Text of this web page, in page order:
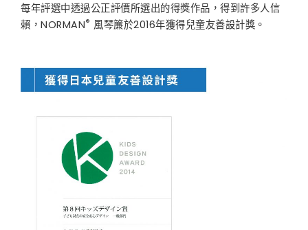
每年評選中透過公正評價所選出的得獎作品，得到許多人信
賴，NORMAN® 風琴簾於2016年獲得兒童友善設計獎。